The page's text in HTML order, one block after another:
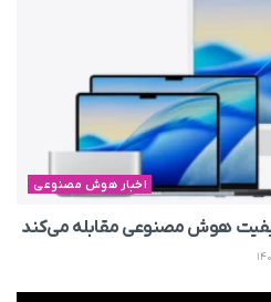
اخبار هوش مصنوعی
هوش مصنوعی مقابله می‌کند